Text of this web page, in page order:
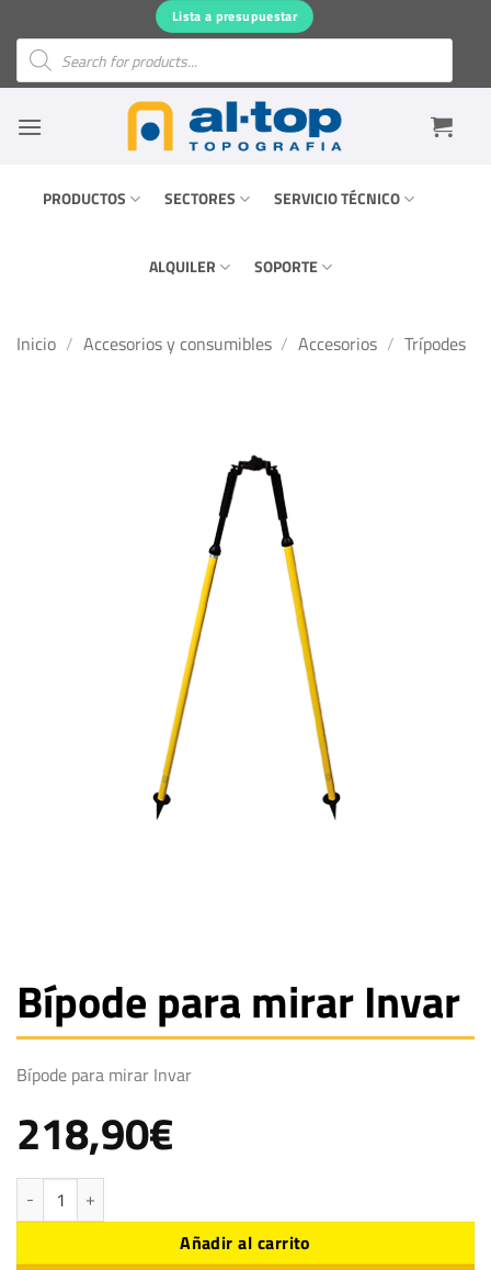
contenido
Lista a presupuestar
Búsqueda
productos
PRODUCTOS SECTORES SERVICIO TÉCNICO
ALQUILER SOPORTE
Inicio / Accesorios y consumibles / Accesorios / Trípodes
Bípode para mirar Invar
Bípode para mirar Invar
218,90€
Bípode para mirar Invar cantidad
Añadir al carrito